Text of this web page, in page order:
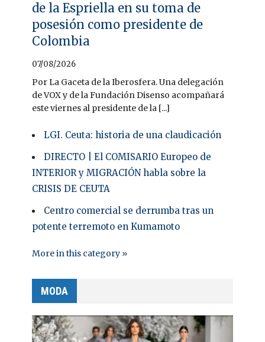
de la Espriella en su toma de
posesión como presidente de
Colombia
07/08/2026
Por La Gaceta de la Iberosfera. Una delegación
de VOX y de la Fundación Disenso acompañará
este viernes al presidente de la [...]
LGI. Ceuta: historia de una claudicación
DIRECTO | El COMISARIO Europeo de
INTERIOR y MIGRACIÓN habla sobre la
CRISIS DE CEUTA
Centro comercial se derrumba tras un
potente terremoto en Kumamoto
More in this category »
MODA